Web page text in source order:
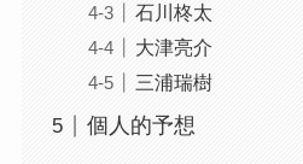
石川柊太
大津亮介
三浦瑞樹
個人的予想